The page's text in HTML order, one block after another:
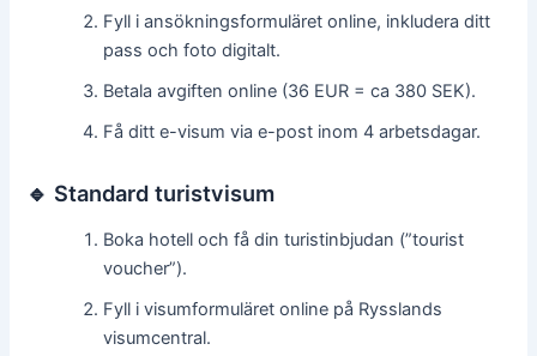
Fyll i ansökningsformuläret online, inkludera ditt
pass och foto digitalt.
Betala avgiften online (36 EUR = ca 380 SEK).
Få ditt e-visum via e-post inom 4 arbetsdagar.
🔹 Standard turistvisum
Boka hotell och få din turistinbjudan (”tourist
voucher”).
Fyll i visumformuläret online på Rysslands
visumcentral.